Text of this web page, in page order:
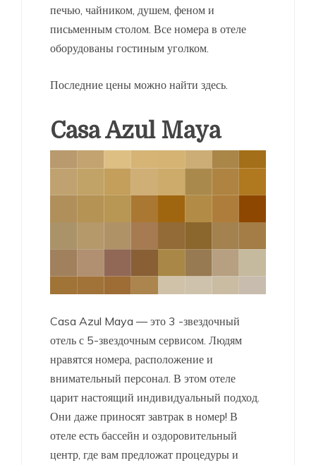
печью, чайником, душем, феном и
письменным столом. Все номера в отеле
оборудованы гостиным уголком.
Последние цены можно найти здесь.
Casa Azul Maya
Casa Azul Maya — это 3 -звездочный
отель с 5-звездочным сервисом. Людям
нравятся номера, расположение и
внимательный персонал. В этом отеле
царит настоящий индивидуальный подход.
Они даже приносят завтрак в номер! В
отеле есть бассейн и оздоровительный
центр, где вам предложат процедуры и